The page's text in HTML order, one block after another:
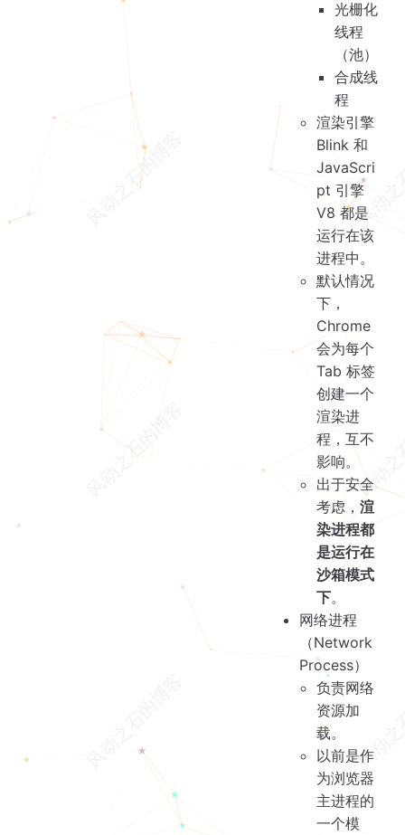
光栅化
线程
（池）
合成线
程
渲染引擎
Blink 和
JavaScri
pt 引擎
V8 都是
运行在该
进程中。
默认情况
下，
Chrome
会为每个
Tab 标签
创建一个
渲染进
程，互不
影响。
出于安全
考虑，渲
染进程都
是运行在
沙箱模式
下。
网络进程
（Network
Process）
负责网络
资源加
载。
以前是作
为浏览器
主进程的
一个模